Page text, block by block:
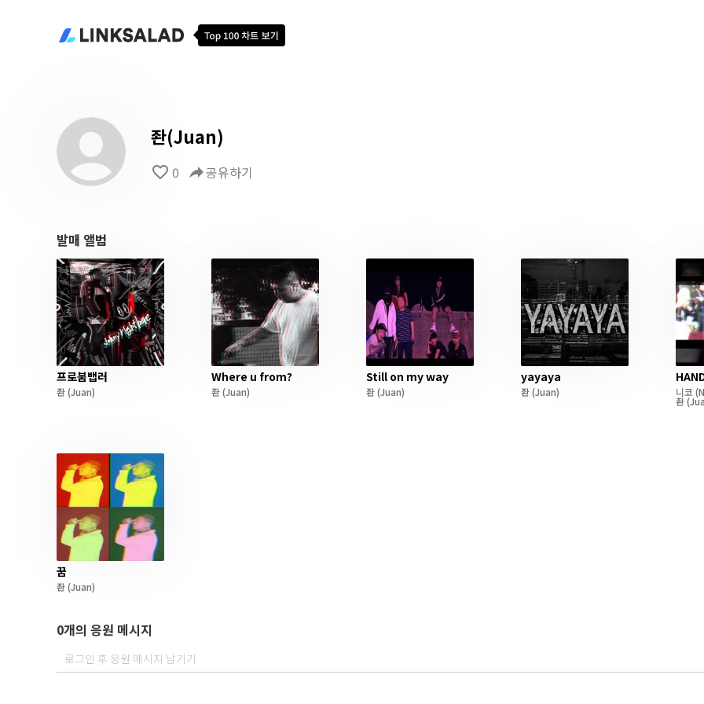
좐(Juan)
favorite_border 0 reply공유하기
발매 앨범
프로붐뱁러
좐(Juan)
Where u from?
좐(Juan)
Still on my way
좐(Juan)
yayaya
좐(Juan) 니코
좐
꿈
좐(Juan)
0개의 응원 메시지